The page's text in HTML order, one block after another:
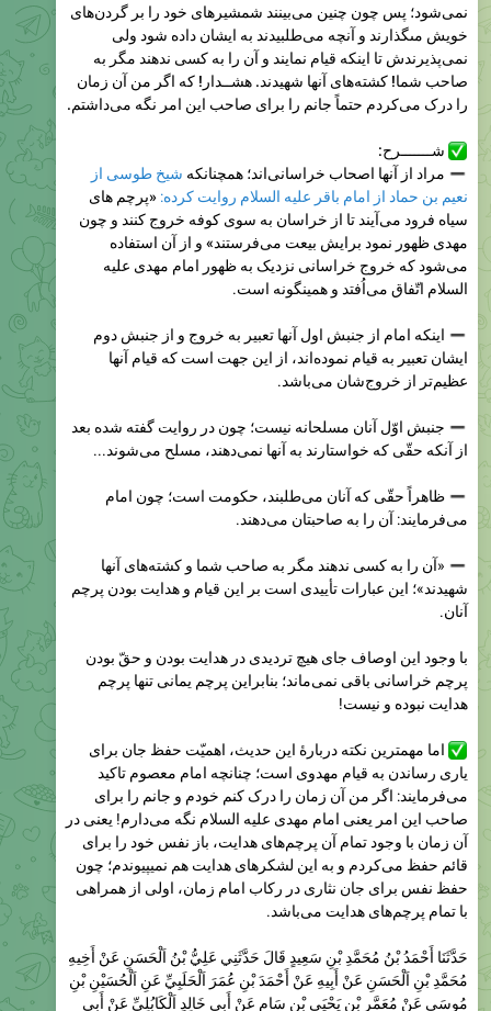
نمی‌پذیرندش تا اينكه قيام نمايند و آن را به كسى ندهند مگر به
صاحب شما! کشته‌های آنها شهيدند. هشــدار! که اگر من آن زمان
را درک مى‌کردم حتماً جانم را براى صاحب اين امر نگه مى‌داشتم.
شـــــــرح:
نعیم بن حماد از امام باقر علیه السلام روایت کرده:
سیاه فرود می‌آیند تا از خراسان به سوی کوفه خروج کنند و چون
مهدی ظهور نمود برایش بیعت می‌فرستند»و از آن استفاده
می‌شود که خروج خراسانی نزدیک به ظهور امام مهدی علیه
السلام اتّفاق می‌اُفتد و همینگونه است.
اینکه امام از جنبش اول آنها تعبیر به خروج و از جنبش دوم
عظیم‌تر از خروج‌شان می‌باشد.
جنبش اوّل آنان مسلحانه نیست؛ چون در روایت گفته شده بعد
ظاهراً حقّی که آنان می‌طلبند، حکومت است؛ چون امام
«آن را به كسى ندهند مگر به صاحب شما و کشته‌های آنها
آنان.
با وجود این اوصاف جای هیچ تردیدی در هدایت بودن و حقّ بودن
هدایت نبوده و نیست!
اما مهمترین نکته دربارهٔ این حدیث، اهمیّت حفظ جان برای
می‌فرمایند: اگر من آن زمان را درک کنم خودم و جانم را برای
صاحب این امر یعنی امام مهدی علیه السلام نگه می‌دارم! یعنی در
آن زمان با وجود تمام آن پرچم‌های هدایت، باز نفس خود را برای
قائم حفظ می‌کردم و به این لشکرهای هدایت هم نمیپیوندم؛ چون
حفظ نفس برای جان نثاری در رکاب امام زمان، اولی از همراهی
با تمام پرچم‌های هدایت می‌باشد.
حَدَّثَنَا أَحْمَدُ بْنُ مُحَمَّدِ بْنِ سَعِيدٍ قَالَ حَدَّثَنِي عَلِيُّ بْنُ اَلْحَسَنِ عَنْ أَخِيهِ
مُوسَی‌ عَنْ مُعَمَّرِ بْنِ يَحْيَی‌ بْنِ سَامٍ عَنْ أَبِي خَالِدٍ اَلْكَابُلِيِّ عَنْ أَبِي
جَعْفَرٍ عَلَيْهِ السَّلاَمُ أَنَّهُ قَالَ: كَأَنِّي بِقَوْمٍ قَدْ خَرَجُوا بِالْمَشْرِقِ يَطْلُبُونَ
اَلْحَقَّ فَلاَ يُعْطَوْنَهُ ثُمَّ يَطْلُبُونَهُ فَلاَ يُعْطَوْنَهُ فَإِذَا رَأَوْا ذَلِكَ وَضَعُوا